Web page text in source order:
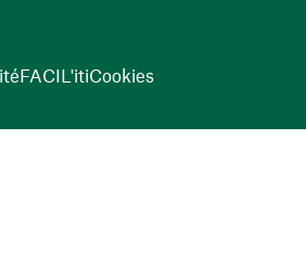
FACIL'itiCookies